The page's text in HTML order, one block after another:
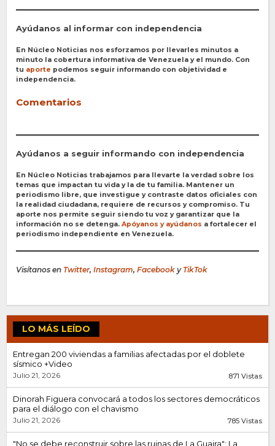
Ayúdanos al informar con independencia
En Núcleo Noticias nos esforzamos por llevarles minutos a
minuto la cobertura informativa de Venezuela y el mundo. Con
tu aporte podemos seguir informando con objetividad e
independencia.
Comentarios
Ayúdanos a seguir informando con independencia
En Núcleo Noticias trabajamos para llevarte la verdad sobre los
temas que impactan tu vida y la de tu familia. Mantener un
periodismo libre, que investigue y contraste datos oficiales con
la realidad ciudadana, requiere de recursos y compromiso. Tu
aporte nos permite seguir siendo tu voz y garantizar que la
información no se detenga. Apóyanos y ayúdanos a fortalecer el
periodismo independiente en Venezuela.
Visítanos en Twitter, Instagram, Facebook y TikTok
LO MÁS LEÍDO
Entregan 200 viviendas a familias afectadas por el doblete
sísmico +Video
Julio 21, 2026 871 Vistas
Dinorah Figuera convocará a todos los sectores democráticos
para el diálogo con el chavismo
Julio 21, 2026 785 Vistas
"No se debe reconstruir sobre las ruinas de La Guaira": La